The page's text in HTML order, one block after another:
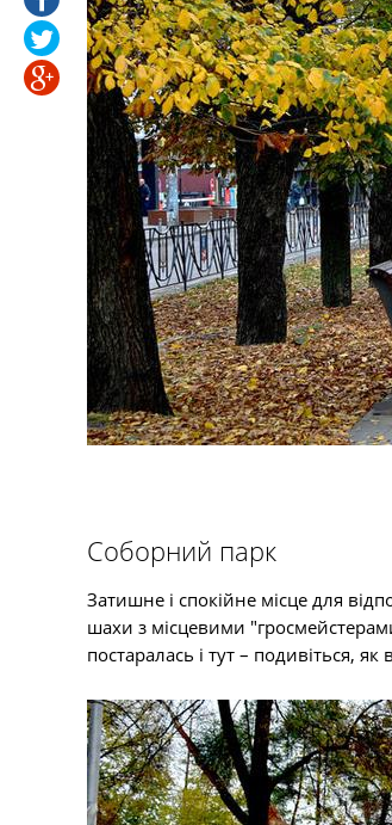
Соборний парк
Затишне і спокійне місце для
шахи з місцевими
постаралась і тут – подивіться,